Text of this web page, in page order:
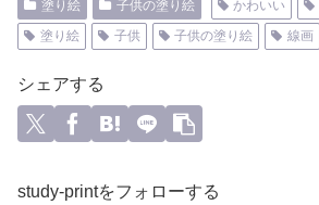
塗り絵 子供の塗り絵 かわいい
塗り絵
子供 子供の塗り絵 線画
シェアする
study-printをフォローする